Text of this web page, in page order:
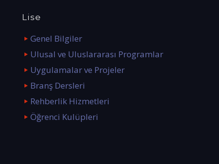
Lise
Genel Bilgiler
Ulusal ve Uluslararası Programlar
Uygulamalar ve Projeler
Branş Dersleri
Rehberlik Hizmetleri
Öğrenci Kulüpleri